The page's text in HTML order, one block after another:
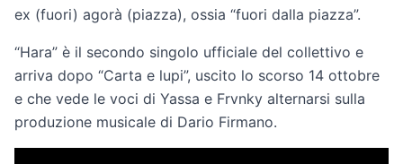
ex (fuori) agorà (piazza), ossia “fuori dalla piazza”.
“Hara” è il secondo singolo ufficiale del collettivo e
arriva dopo “Carta e lupi”, uscito lo scorso 14 ottobre
e che vede le voci di Yassa e Frvnky alternarsi sulla
produzione musicale di Dario Firmano.